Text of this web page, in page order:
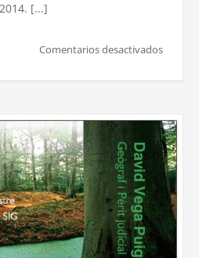
[...]
Comentarios desactivadosen
finques
2014